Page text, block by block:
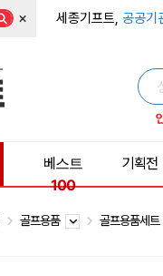
× 세종기프트, 공공기
베스트
100
기획전
골프용품 골프용품세